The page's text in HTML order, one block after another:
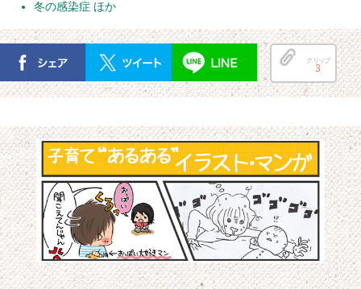
冬の感染症 ほか
クリップ
3